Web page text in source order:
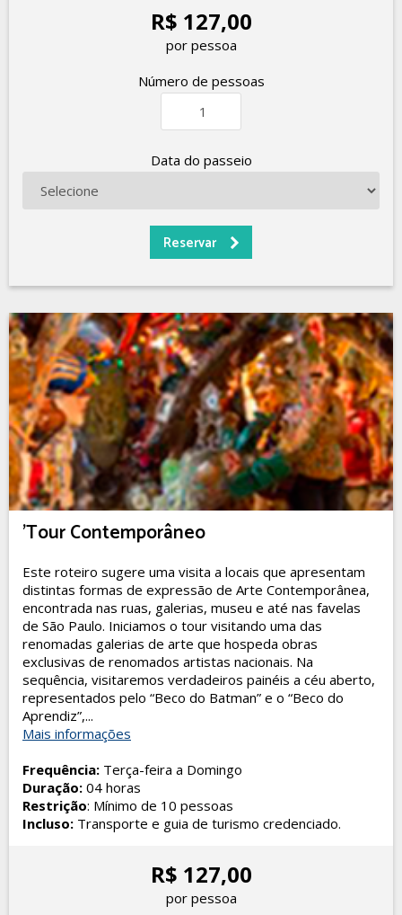
R$ 127,00
por pessoa
Número de pessoas
Data do passeio
'Tour Contemporâneo
Este roteiro sugere uma visita a locais que apresentam
distintas formas de expressão de Arte Contemporânea,
encontrada nas ruas, galerias, museu e até nas favelas
de São Paulo. Iniciamos o tour visitando uma das
renomadas galerias de arte que hospeda obras
exclusivas de renomados artistas nacionais. Na
sequência, visitaremos verdadeiros painéis a céu aberto,
representados pelo “Beco do Batman” e o “Beco do
Aprendiz”,...
Mais informações
Frequência: Terça-feira a Domingo
Duração: 04 horas
Restrição: Mínimo de 10 pessoas
Incluso: Transporte e guia de turismo credenciado.
R$ 127,00
por pessoa